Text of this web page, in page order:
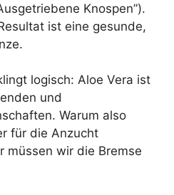
Knospen”).
ist eine gesunde,
logisch: Aloe Vera ist
und
Warum also
für die Anzucht
müssen wir die Bremse